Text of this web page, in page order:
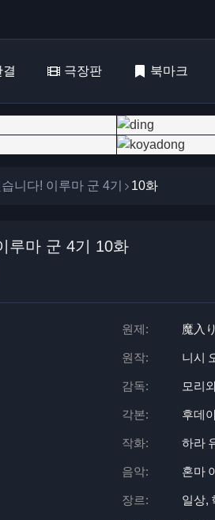
결 극장판 북마크
니다! 이루마 군 4기 10화
루마 군 4기 10화
원제: 魔入
원작: 니시
감독: 모리
각본: 후데
작화: 하라
음악: 혼마
장르: 일상,